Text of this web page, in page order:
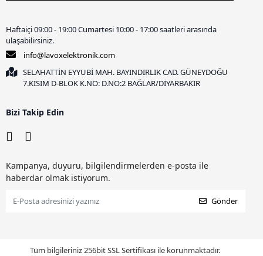
Haftaiçi 09:00 - 19:00 Cumartesi 10:00 - 17:00 saatleri arasında
ulaşabilirsiniz.
info@lavoxelektronik.com
SELAHATTİN EYYUBİ MAH. BAYINDIRLIK CAD. GÜNEYDOĞU
7.KISIM D-BLOK K.NO: D.NO:2 BAĞLAR/DİYARBAKIR
Bizi Takip Edin
Kampanya, duyuru, bilgilendirmelerden e-posta ile
haberdar olmak istiyorum.
Gönder
Tüm bilgileriniz 256bit SSL Sertifikası ile korunmaktadır.